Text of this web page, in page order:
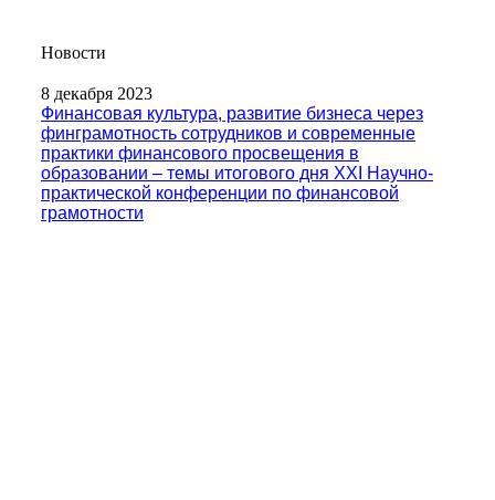
Новости
8 декабря 2023
Финансовая культура, развитие бизнеса через
финграмотность сотрудников и современные
практики финансового просвещения в
образовании – темы итогового дня XXI Научно-
практической конференции по финансовой
грамотности